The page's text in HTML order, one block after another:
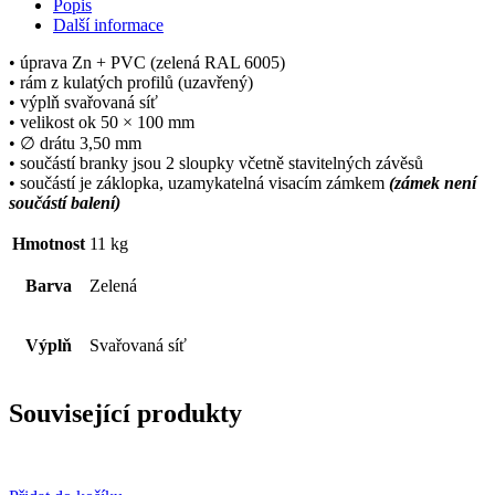
Popis
Další informace
• úprava Zn + PVC (zelená RAL 6005)
• rám z kulatých profilů (uzavřený)
• výplň svařovaná síť
• velikost ok 50 × 100 mm
• ∅ drátu 3,50 mm
• součástí branky jsou 2 sloupky včetně stavitelných závěsů
• součástí je záklopka, uzamykatelná visacím zámkem (zámek není
součástí balení)
Hmotnost 11 kg
Barva Zelená
Výplň Svařovaná síť
Související produkty